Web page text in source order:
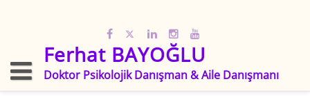
Ferhat BAYOĞLU
Doktor Psikolojik Danışman & Aile Danışmanı